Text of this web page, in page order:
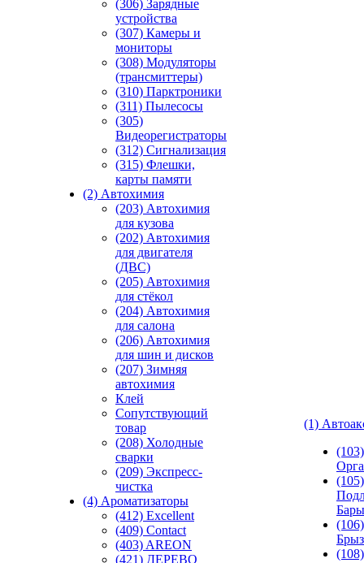
(306) Зарядные
устройства
(307) Камеры и
мониторы
(308) Модуляторы
(трансмиттеры)
(310) Парктроники
(311) Пылесосы
(305)
Видеорегистраторы
(312) Сигнализация
(315) Флешки,
карты памяти
(2) Автохимия
(203) Автохимия
для кузова
(202) Автохимия
для двигателя
(ДВС)
(205) Автохимия
для стёкол
(204) Автохимия
для салона
(206) Автохимия
для шин и дисков
(207) Зимняя
автохимия
Клей
Сопутствующий
товар
(208) Холодные
сварки
(209) Экспреcс-
чистка
(4) Ароматизаторы
(412) Excellent
(409) Contact
(403) AREON
(421) ДЕРЕВО
(1)
(105)
Бары
(106)